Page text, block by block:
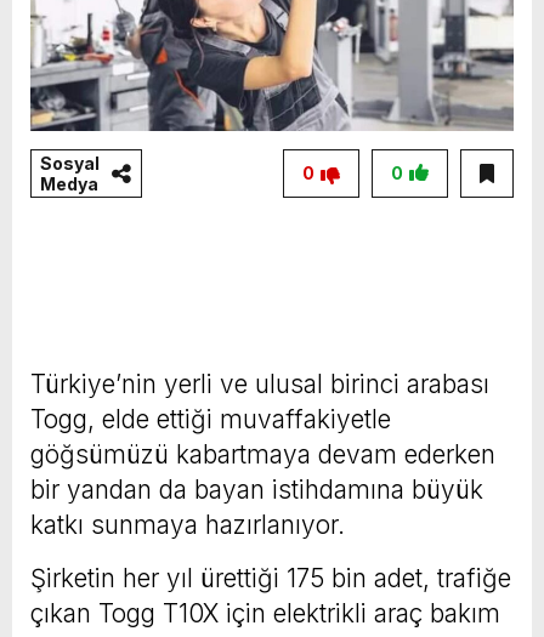
Sosyal
Medya
0
0
Türkiye’nin yerli ve ulusal birinci arabası
Togg, elde ettiği muvaffakiyetle
göğsümüzü kabartmaya devam ederken
bir yandan da bayan istihdamına büyük
katkı sunmaya hazırlanıyor.
Şirketin her yıl ürettiği 175 bin adet, trafiğe
çıkan Togg T10X için elektrikli araç bakım